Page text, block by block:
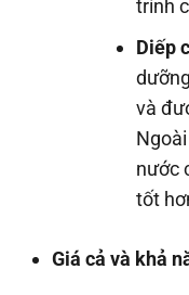
trình
Diếp
và
nước
tốt
Giá cả và khả